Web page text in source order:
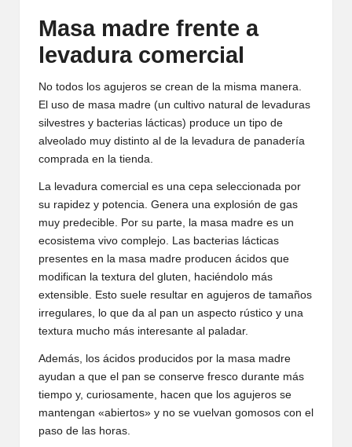
Masa madre frente a
levadura comercial
No todos los agujeros se crean de la misma manera.
El uso de masa madre (un cultivo natural de levaduras
silvestres y bacterias lácticas) produce un tipo de
alveolado muy distinto al de la levadura de panadería
comprada en la tienda.
La levadura comercial es una cepa seleccionada por
su rapidez y potencia. Genera una explosión de gas
muy predecible. Por su parte, la masa madre es un
ecosistema vivo complejo. Las bacterias lácticas
presentes en la masa madre producen ácidos que
modifican la textura del gluten, haciéndolo más
extensible. Esto suele resultar en agujeros de tamaños
irregulares, lo que da al pan un aspecto rústico y una
textura mucho más interesante al paladar.
Además, los ácidos producidos por la masa madre
ayudan a que el pan se conserve fresco durante más
tiempo y, curiosamente, hacen que los agujeros se
mantengan «abiertos» y no se vuelvan gomosos con el
paso de las horas.